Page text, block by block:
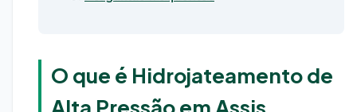
O que é Hidrojateamento de